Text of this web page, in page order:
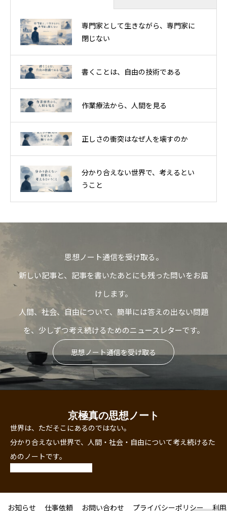
専門家として生きながら、専門家に
閉じない
書くことは、自由の技術である
作業療法から、人間を見る
正しさの衝突はなぜ人を壊すのか
分かり合えない世界で、考えるとい
うこと
思想ノート通信を受け取る。
新しい記事と、記事を書いたあとにも残った問いをお届
けします。
人間、社会、自由について、簡単には答えの出ない問題
を、少しずつ考え続けるためのニュースレターです。
思想ノート通信を受け取る
京極真の思想ノート
世界は、ただそこにあるのではない。
分かり合えない世界で、人間・社会・自由について考え続けるた
めのノートです。
お知らせ 仕事依頼 お問い合わせ プライバシーポリシー 利